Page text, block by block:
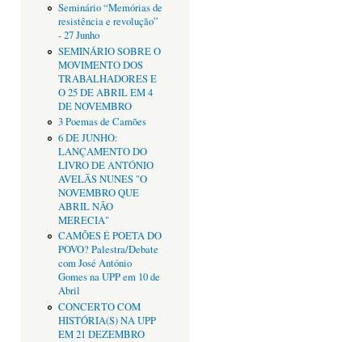
Seminário “Memórias de
resistência e revolução”
- 27 Junho
SEMINÁRIO SOBRE O
MOVIMENTO DOS
TRABALHADORES E
O 25 DE ABRIL EM 4
DE NOVEMBRO
3 Poemas de Camões
6 DE JUNHO:
LANÇAMENTO DO
LIVRO DE ANTÓNIO
AVELÃS NUNES "O
NOVEMBRO QUE
ABRIL NÃO
MERECIA"
CAMÕES É POETA DO
POVO? Palestra/Debate
com José António
Gomes na UPP em 10 de
Abril
CONCERTO COM
HISTÓRIA(S) NA UPP
EM 21 DEZEMBRO